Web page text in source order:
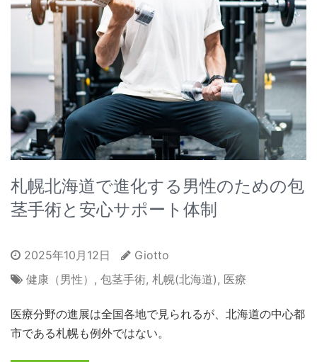
札幌北海道で進化する男性のための包
茎手術と安心サポート体制
2025年10月12日
Giotto
健康（男性） , 包茎手術, 札幌(北海道) , 医療
医療分野の進展は全国各地で見られるが、北海道の中心都
市である札幌も例外ではない。